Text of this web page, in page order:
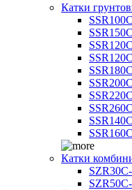
Катки
Катки